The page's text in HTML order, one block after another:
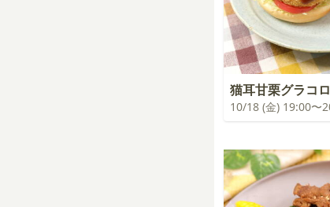
猫耳甘栗グラコ
10/18 (金) 19:00〜